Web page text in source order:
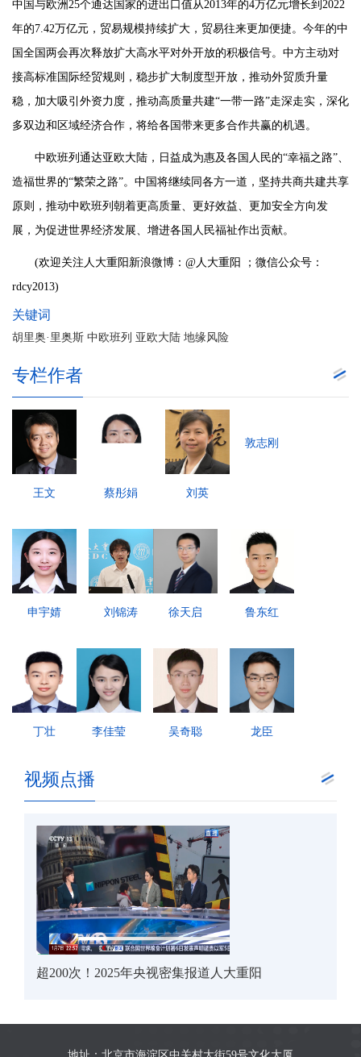
中国与欧洲25个通达国家的进出口值从2013年的4万亿元增长到2022
年的7.42万亿元，贸易规模持续扩大，贸易往来更加便捷。今年的中
国全国两会再次释放扩大高水平对外开放的积极信号。中方主动对
接高标准国际经贸规则，稳步扩大制度型开放，推动外贸质升量
稳，加大吸引外资力度，推动高质量共建“一带一路”走深走实，深化
多双边和区域经济合作，将给各国带来更多合作共赢的机遇。
中欧班列通达亚欧大陆，日益成为惠及各国人民的“幸福之路”、
造福世界的“繁荣之路”。中国将继续同各方一道，坚持共商共建共享
原则，推动中欧班列朝着更高质量、更好效益、更加安全方向发
展，为促进世界经济发展、增进各国人民福祉作出贡献。
(欢迎关注人大重阳新浪微博：@人大重阳 ；微信公众号：
rdcy2013)
关键词
胡里奥·里奥斯 中欧班列 亚欧大陆 地缘风险
专栏作者
王文 蔡彤娟 刘英
敦志刚
申宇婧 刘锦涛 徐天启 鲁东红
丁壮 李佳莹 吴奇聪 龙臣
视频点播
超200次！2025年央视密集报道人大重阳